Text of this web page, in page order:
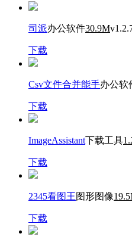
司派办公软件30.9M
下载
Csv文件合并能手办公软
下载
ImageAssistant下载工具
下载
2345看图王图形图像
下载